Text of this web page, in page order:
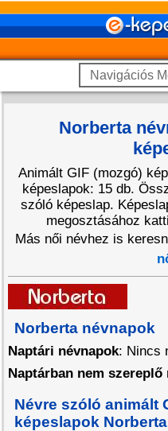
Norberta
Animált GIF (mozgó)
képeslapok: 15 db.
szóló képeslap.
megosztásához
Más női névhez is
Norberta névnapok
Naptári névnapok: Nincs
Naptárban nem szereplő
Névre szóló animált
képeslapok